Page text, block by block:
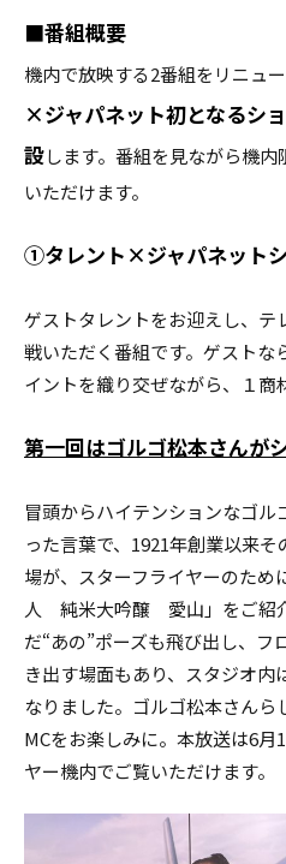
■番組概要
機内で放映する2番組をリニュ
×ジャパネット初となるシ
設します。番組を見ながら機
いただけます。
①タレント×ジャパネット
ゲストタレントをお迎えし、テ
戦いただく番組です。ゲストな
イントを織り交ぜながら、１商
第一回はゴルゴ松本さんが
冒頭からハイテンションなゴル
った言葉で、1921年創業以来
場が、スターフライヤーのため
人 純米大吟醸 愛山」をご紹
だ“あの”ポーズも飛び出し、フ
き出す場面もあり、スタジオ内
なりました。ゴルゴ松本さん
MCをお楽しみに。本放送は6月
ヤー機内でご覧いただけます。